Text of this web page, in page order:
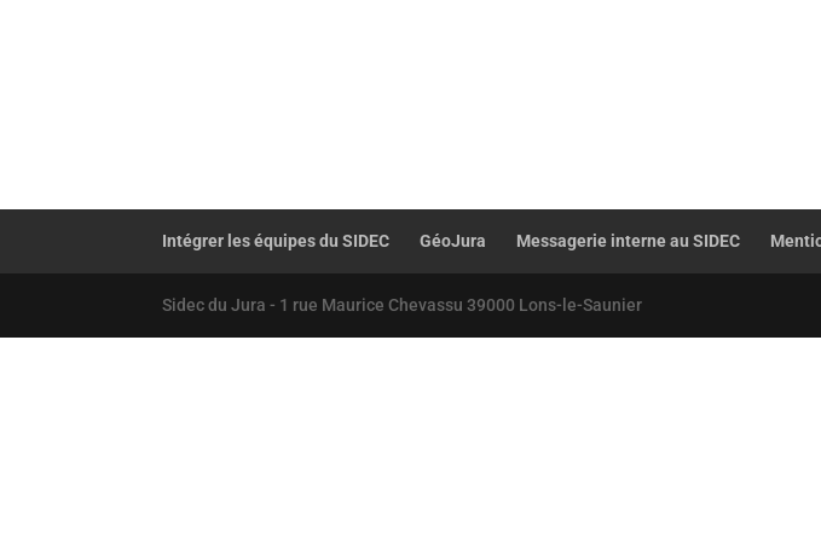
Intégrer les équipes du SIDEC GéoJura Messagerie interne au SIDEC
Sidec du Jura - 1 rue Maurice Chevassu 39000 Lons-le-Saunier